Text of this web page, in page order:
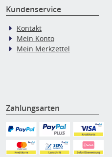
Kundenservice
Kontakt
Mein Konto
Mein Merkzettel
Zahlungsarten